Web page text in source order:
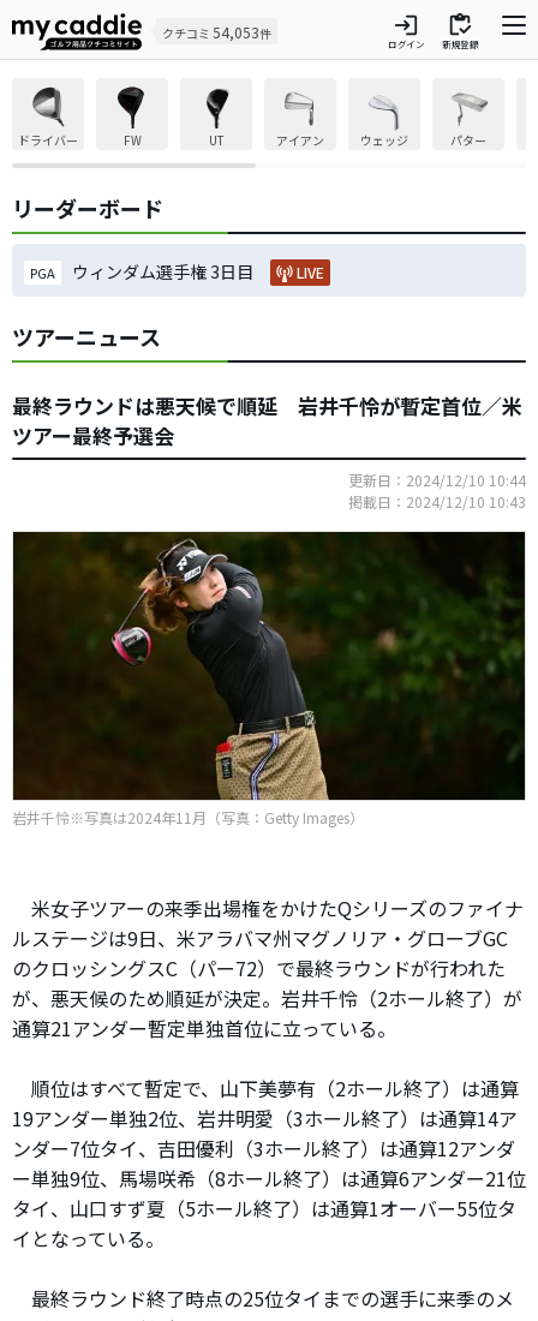
クチコミ 54,053件 login
ログイン
inventory
新規登録
ドライバー FW UT アイアン ウェッジ パター
リーダーボード
PGA ウィンダム選手権 3日目 LIVE
ツアーニュース
最終ラウンドは悪天候で順延 岩井千怜が暫定首位／米
ツアー最終予選会
更新日：2024/12/10 10:44
掲載日：2024/12/10 10:43
岩井千怜※写真は2024年11月（写真：Getty Images）
米女子ツアーの来季出場権をかけたQシリーズのファイナ
ルステージは9日、米アラバマ州マグノリア・グローブGC
のクロッシングスC（パー72）で最終ラウンドが行われた
が、悪天候のため順延が決定。岩井千怜（2ホール終了）が
通算21アンダー暫定単独首位に立っている。
順位はすべて暫定で、山下美夢有（2ホール終了）は通算
19アンダー単独2位、岩井明愛（3ホール終了）は通算14ア
ンダー7位タイ、吉田優利（3ホール終了）は通算12アンダ
ー単独9位、馬場咲希（8ホール終了）は通算6アンダー21位
タイ、山口すず夏（5ホール終了）は通算1オーバー55位タ
イとなっている。
最終ラウンド終了時点の25位タイまでの選手に来季のメ